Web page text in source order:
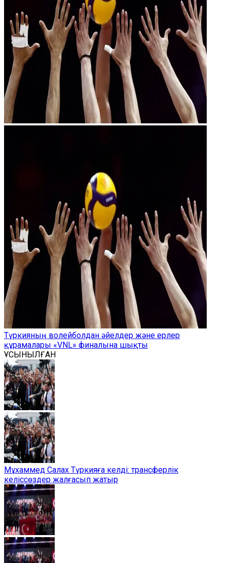
Түркияның волейболдан әйелдер және ерлер
құрамалары «VNL» финалына шықты
ҰСЫНЫЛҒАН
Мұхаммед Салах Түркияға келді: трансферлік
келіссөздер жалғасып жатыр